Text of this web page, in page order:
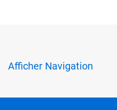
Afficher Navigation